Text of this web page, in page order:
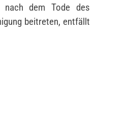
nach dem Tode des
beitreten, entfällt